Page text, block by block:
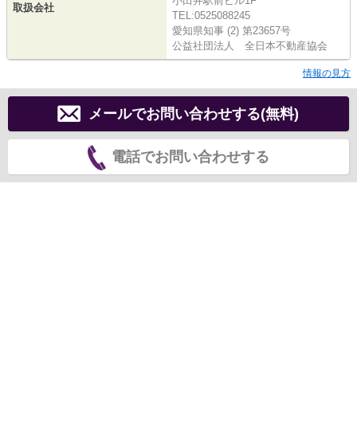
取扱会社
TEL:0525088245
愛知県知事 (2) 第23657号
公益社団法人 全日本不動産協会
情報の見方
メールでお問い合わせする(無料)
電話でお問い合わせする